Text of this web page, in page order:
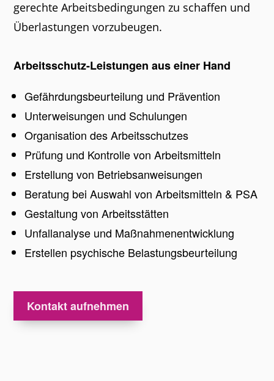
gerechte Arbeitsbedingungen zu schaffen und
Überlastungen vorzubeugen.
Arbeitsschutz-Leistungen aus einer Hand
Gefährdungsbeurteilung und Prävention
Unterweisungen und Schulungen
Organisation des Arbeitsschutzes
Prüfung und Kontrolle von Arbeitsmitteln
Erstellung von Betriebsanweisungen
Beratung bei Auswahl von Arbeitsmitteln & PSA
Gestaltung von Arbeitsstätten
Unfallanalyse und Maßnahmenentwicklung
Erstellen psychische Belastungsbeurteilung
Kontakt aufnehmen